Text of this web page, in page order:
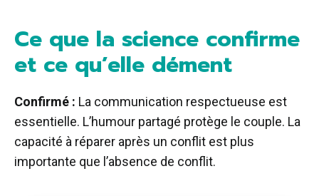
Ce que la science confirme
et ce qu’elle dément
Confirmé : La communication respectueuse est
essentielle. L’humour partagé protège le couple. La
capacité à réparer après un conflit est plus
importante que l’absence de conflit.